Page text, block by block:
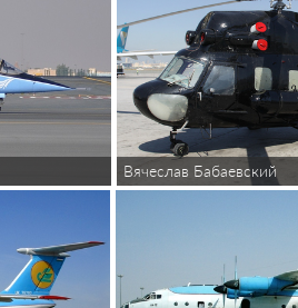
Вячеслав Бабаевский